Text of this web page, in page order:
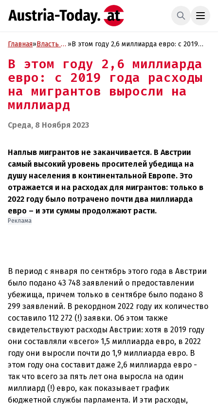
Главная»Власть и »В этом году 2,6 миллиарда евро: с 2019
миллиард
В этом году 2,6 миллиарда
евро: с 2019 года расходы
на мигрантов выросли на
миллиард
Среда, 8 Ноября 2023
Наплыв мигрантов не заканчивается. В Австрии
самый высокий уровень просителей убедища на
душу населения в континентальной Европе. Это
отражается и на расходах для мигрантов: только в
2022 году было потрачено почти два миллиарда
евро – и эти суммы продолжают расти.
Реклама
В период с января по сентябрь этого года в Австрии
было подано 43 748 заявлений о предоставлении
убежища, причем только в сентябре было подано 8
299 заявлений. В рекордном 2022 году их количество
составило 112 272 (!) заявки. Об этом также
свидетельствуют расходы Австрии: хотя в 2019 году
они составляли «всего» 1,5 миллиарда евро, в 2022
году они выросли почти до 1,9 миллиарда евро. В
этом году она составит даже 2,6 миллиарда евро -
так что всего за пять лет она выросла на один
миллиард (!) евро, как показывает график
бюджетной службы парламента. И эти расходы,